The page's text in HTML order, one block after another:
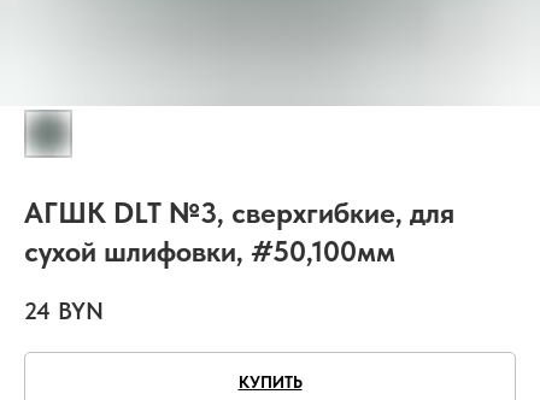
АГШК DLT №3, сверхгибкие, для
сухой шлифовки, #50,100мм
24 BYN
КУПИТЬ